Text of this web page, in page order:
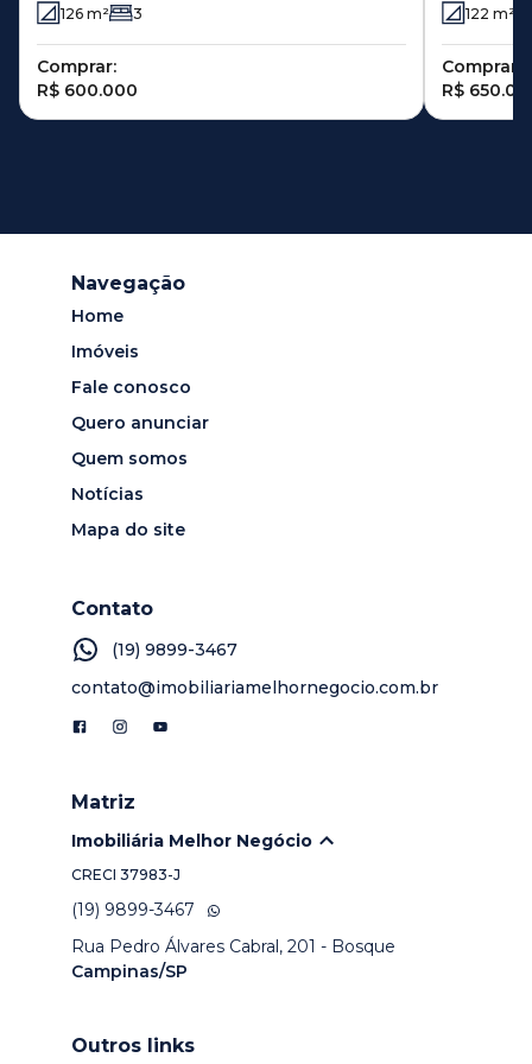
126 m² 3
Comprar:
R$ 600.000
122 m²
Comprar:
R$
Navegação
Home
Imóveis
Fale conosco
Quero anunciar
Quem somos
Notícias
Mapa do site
Contato
(19) 9899-3467
contato@imobiliariamelhornegocio.com.br
Matriz
Imobiliária Melhor Negócio
CRECI 37983-J
(19) 9899-3467
Rua Pedro Álvares Cabral, 201 - Bosque
Campinas/SP
Outros links